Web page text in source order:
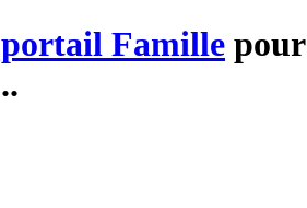
Famille